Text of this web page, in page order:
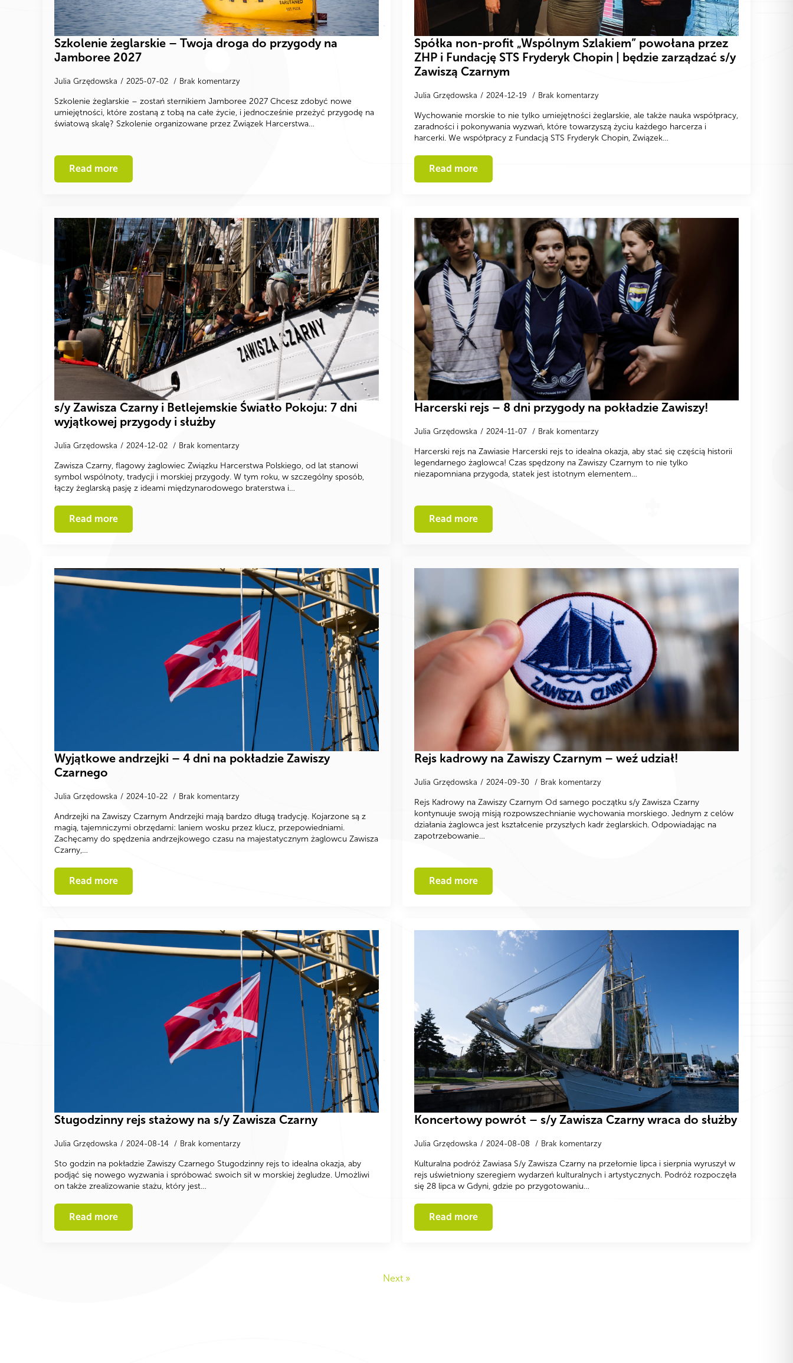
Szkolenie żeglarskie – Twoja droga do przygody na
Jamboree 2027
Julia Grzędowska 2025-07-02 Brak komentarzy
Szkolenie żeglarskie – zostań sternikiem Jamboree 2027 Chcesz zdobyć nowe
umiejętności, które zostaną z tobą na całe życie, i jednocześnie przeżyć przygodę na
światową skalę? Szkolenie organizowane przez Związek Harcerstwa…
Read more
Spółka non-profit „Wspólnym Szlakiem” powołana przez
ZHP i Fundację STS Fryderyk Chopin | będzie zarządzać s/y
Zawiszą Czarnym
Julia Grzędowska 2024-12-19 Brak komentarzy
Wychowanie morskie to nie tylko umiejętności żeglarskie, ale także nauka współpracy,
zaradności i pokonywania wyzwań, które towarzyszą życiu każdego harcerza i
harcerki. We współpracy z Fundacją STS Fryderyk Chopin, Związek…
Read more
s/y Zawisza Czarny i Betlejemskie Światło Pokoju: 7 dni
wyjątkowej przygody i służby
Julia Grzędowska 2024-12-02 Brak komentarzy
Zawisza Czarny, flagowy żaglowiec Związku Harcerstwa Polskiego, od lat stanowi
symbol wspólnoty, tradycji i morskiej przygody. W tym roku, w szczególny sposób,
łączy żeglarską pasję z ideami międzynarodowego braterstwa i…
Read more
Harcerski rejs – 8 dni przygody na pokładzie Zawiszy!
Julia Grzędowska 2024-11-07 Brak komentarzy
Harcerski rejs na Zawiasie Harcerski rejs to idealna okazja, aby stać się częścią historii
legendarnego żaglowca! Czas spędzony na Zawiszy Czarnym to nie tylko
niezapomniana przygoda, statek jest istotnym elementem…
Read more
Wyjątkowe andrzejki – 4 dni na pokładzie Zawiszy
Czarnego
Julia Grzędowska 2024-10-22 Brak komentarzy
Andrzejki na Zawiszy Czarnym Andrzejki mają bardzo długą tradycję. Kojarzone są z
magią, tajemniczymi obrzędami: laniem wosku przez klucz, przepowiedniami.
Zachęcamy do spędzenia andrzejkowego czasu na majestatycznym żaglowcu Zawisza
Czarny,…
Read more
Rejs kadrowy na Zawiszy Czarnym – weź udział!
Julia Grzędowska 2024-09-30 Brak komentarzy
Rejs Kadrowy na Zawiszy Czarnym Od samego początku s/y Zawisza Czarny
kontynuuje swoją misją rozpowszechnianie wychowania morskiego. Jednym z celów
działania żaglowca jest kształcenie przyszłych kadr żeglarskich. Odpowiadając na
zapotrzebowanie…
Read more
Stugodzinny rejs stażowy na s/y Zawisza Czarny
Julia Grzędowska 2024-08-14 Brak komentarzy
Sto godzin na pokładzie Zawiszy Czarnego Stugodzinny rejs to idealna okazja, aby
podjąć się nowego wyzwania i spróbować swoich sił w morskiej żegludze. Umożliwi
on także zrealizowanie stażu, który jest…
Read more
Koncertowy powrót – s/y Zawisza Czarny wraca do służby
Julia Grzędowska 2024-08-08 Brak komentarzy
Kulturalna podróż Zawiasa S/y Zawisza Czarny na przełomie lipca i sierpnia wyruszył w
rejs uświetniony szeregiem wydarzeń kulturalnych i artystycznych. Podróż rozpoczęła
się 28 lipca w Gdyni, gdzie po przygotowaniu…
Read more
Next »